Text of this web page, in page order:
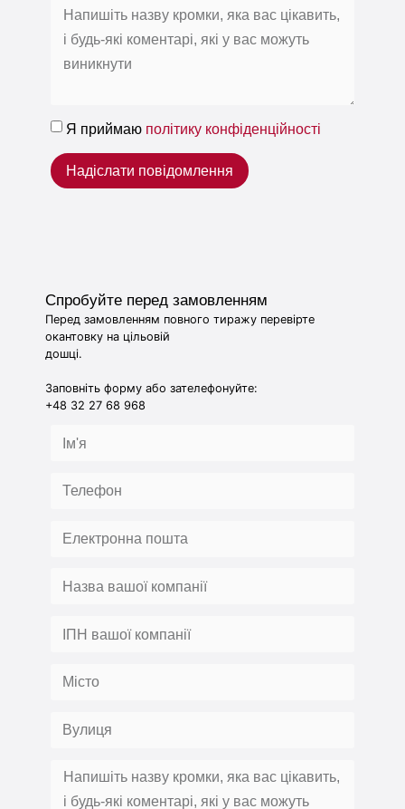
Я приймаю політику конфіденційності
Надіслати повідомлення
Спробуйте перед замовленням
Перед замовленням повного тиражу перевірте
окантовку на цільовій
дошці.
Заповніть форму або зателефонуйте:
+48 32 27 68 968